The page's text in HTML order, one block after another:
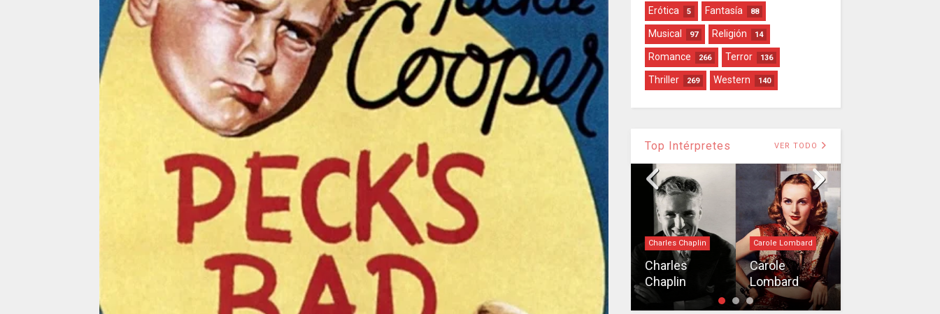
Erótica 5 Fantasía 88
Musical 97 Religión 14
Romance 266 Terror 136
Thriller 269 Western 140
Top Intérpretes VER TODO
Alice Terry
Charles Chaplin
Charles
Chaplin
Carole Lombard
Carole
Lombard